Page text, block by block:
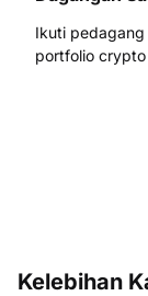
Ikuti
portfolio
Kelebihan